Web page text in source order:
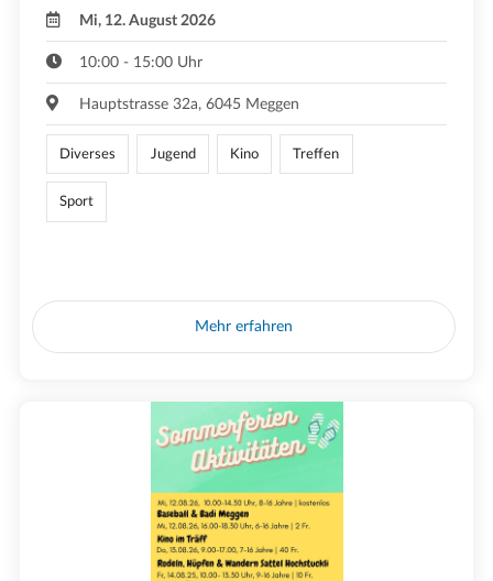
Mi, 12. August 2026
10:00 - 15:00 Uhr
Hauptstrasse 32a, 6045 Meggen
Diverses Jugend Kino Treffen
Sport
Mehr erfahren